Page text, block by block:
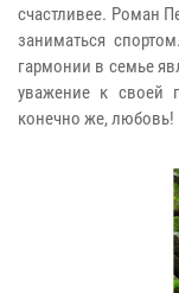
счастливее. Роман
заниматься
гармонии в семье
уважение к своей
конечно же, любовь!